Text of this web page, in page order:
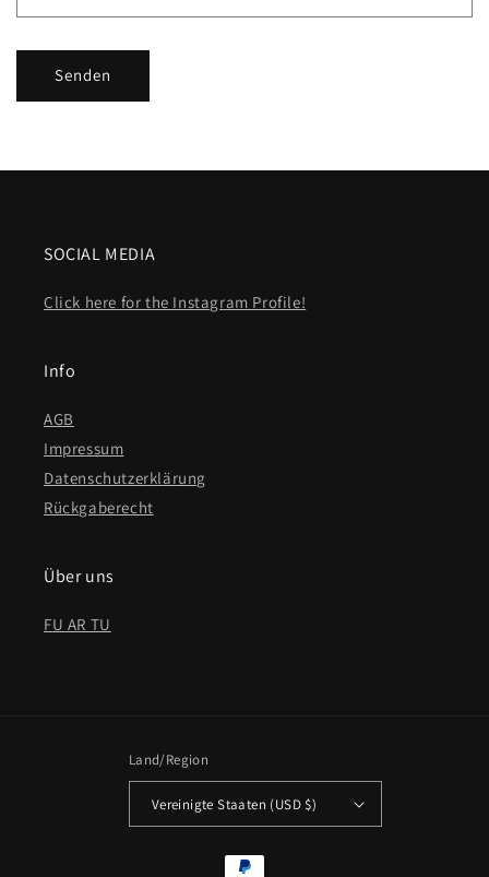
Senden
SOCIAL MEDIA
Click here for the Instagram Profile!
Info
AGB
Impressum
Datenschutzerklärung
Rückgaberecht
Über uns
FU AR TU
Land/Region
Vereinigte Staaten (USD $)
Zahlungsmethoden